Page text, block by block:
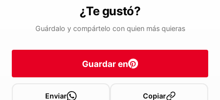
¿Te gustó?
Guárdalo y compártelo con quien más quieras
Guardar en
Enviar Copiar